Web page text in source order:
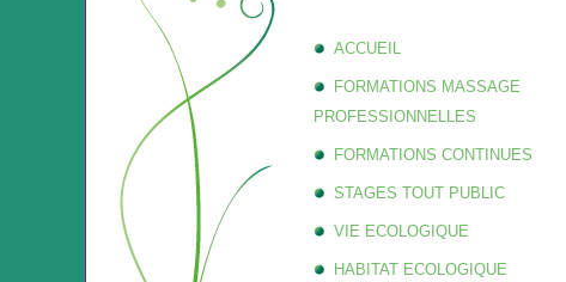
ACCUEIL
FORMATIONS MASSAGE
PROFESSIONNELLES
FORMATIONS CONTINUES
STAGES TOUT PUBLIC
VIE ECOLOGIQUE
HABITAT ECOLOGIQUE